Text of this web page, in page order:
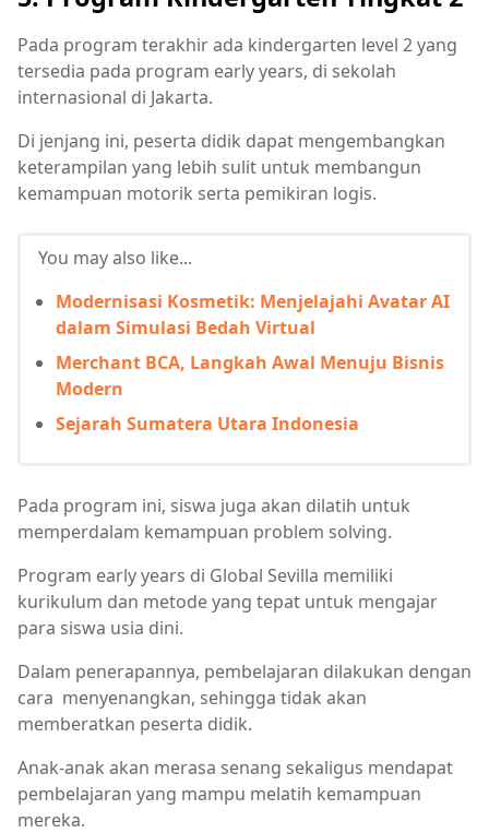
Pada program terakhir ada kindergarten level 2 yang
tersedia pada program early years, di sekolah
internasional di Jakarta.
Di jenjang ini, peserta didik dapat mengembangkan
keterampilan yang lebih sulit untuk membangun
kemampuan motorik serta pemikiran logis.
You may also like...
Modernisasi Kosmetik: Menjelajahi Avatar AI
dalam Simulasi Bedah Virtual
Merchant BCA, Langkah Awal Menuju Bisnis
Modern
Sejarah Sumatera Utara Indonesia
Pada program ini, siswa juga akan dilatih untuk
memperdalam kemampuan problem solving.
Program early years di Global Sevilla memiliki
kurikulum dan metode yang tepat untuk mengajar
para siswa usia dini.
Dalam penerapannya, pembelajaran dilakukan dengan
cara menyenangkan, sehingga tidak akan
memberatkan peserta didik.
Anak-anak akan merasa senang sekaligus mendapat
pembelajaran yang mampu melatih kemampuan
mereka.